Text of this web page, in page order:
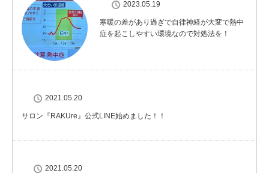
2023.05.19
寒暖の差があり過ぎで自律神経が大変で熱中
症を起こしやすい環境なので対処法を！
2021.05.20
サロン『RAKUre』公式LINE始めました！！
2021.05.20